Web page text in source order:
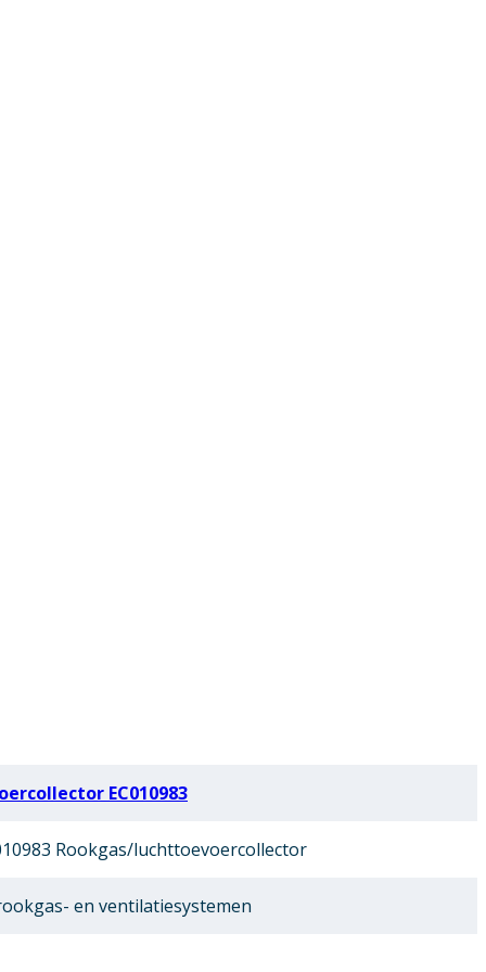
EC010983
Rookgas/luchttoevoercollector
en ventilatiesystemen